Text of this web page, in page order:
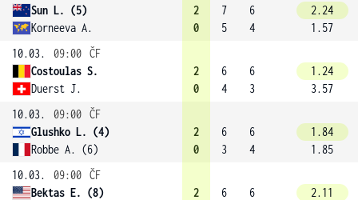
Sun L. (5)
Korneeva A.
2
0
7
5
6
4
2.24
1.57
10.03.
09:00 ČF
Costoulas S.
Duerst J.
2
0
6
4
6
3
1.24
3.57
10.03.
09:00 ČF
Glushko L. (4)
Robbe A. (6)
2
0
6
3
6
4
1.84
1.85
10.03.
09:00 ČF
Bektas E. (8)
2
6
6
2.11